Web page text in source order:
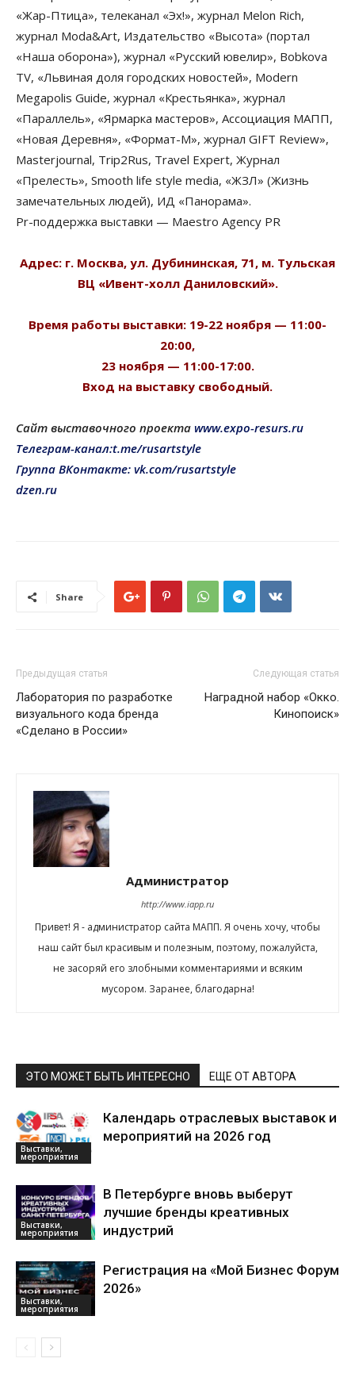
«Жар-Птица», телеканал «Эх!», журнал Melon Rich,
журнал Moda&Art, Издательство «Высота» (портал
«Наша оборона»), журнал «Русский ювелир», Bobkova
TV, «Львиная доля городских новостей», Modern
Megapolis Guide, журнал «Крестьянка», журнал
«Параллель», «Ярмарка мастеров», Ассоциация МАПП,
«Новая Деревня», «Формат-М», журнал GIFT Review»,
Masterjournal, Trip2Rus, Travel Expert, Журнал
«Прелесть», Smooth life style media, «ЖЗЛ» (Жизнь
замечательных людей), ИД «Панорама».
Pr-поддержка выставки — Maestro Agency PR
Адрес: г. Москва, ул. Дубининская, 71, м. Тульская
ВЦ «Ивент-холл Даниловский».
Время работы выставки: 19-22 ноября — 11:00-
20:00,
23 ноября — 11:00-17:00.
Вход на выставку свободный.
Сайт выставочного проекта www.expo-resurs.ru
Телеграм-канал:t.me/rusartstyle
Группа ВКонтакте: vk.com/rusartstyle
dzen.ru
Share
Предыдущая статья
Лаборатория по разработке
визуального кода бренда
«Сделано в России»
Следующая статья
Наградной набор «Окко.
Кинопоиск»
Администратор
http://www.iapp.ru
Привет! Я - администратор сайта МАПП. Я очень хочу, чтобы
наш сайт был красивым и полезным, поэтому, пожалуйста,
не засоряй его злобными комментариями и всяким
мусором. Заранее, благодарна!
ЭТО МОЖЕТ БЫТЬ ИНТЕРЕСНО ЕЩЕ ОТ АВТОРА
Выставки,
мероприятия
Календарь отраслевых выставок и
мероприятий на 2026 год
Выставки,
мероприятия
В Петербурге вновь выберут
лучшие бренды креативных
индустрий
Выставки,
мероприятия
Регистрация на «Мой Бизнес Форум
2026»